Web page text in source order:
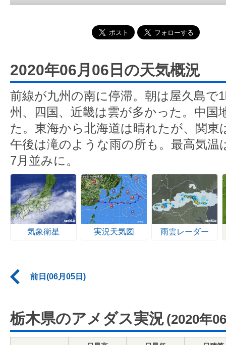
2020年06月06日の天気概況
前線が九州の南に停滞。朝は屋久島で
州、四国、近畿は雲が多かった。中国
た。東海から北海道は晴れたが、関東
午後は滝のような雨の所も。最高気温
7月並みに。
気象衛星 実況天気図 雨雲レーダー
前日(06月05日)
栃木県のアメダス実況 (2020年